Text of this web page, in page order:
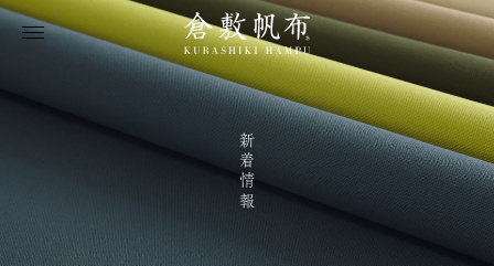
新着情報